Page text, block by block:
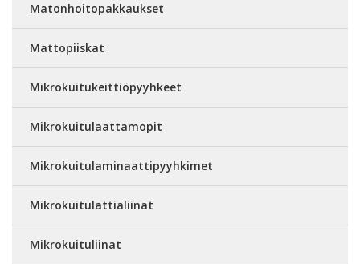
Matonhoitopakkaukset
Mattopiiskat
Mikrokuitukeittiöpyyhkeet
Mikrokuitulaattamopit
Mikrokuitulaminaattipyyhkimet
Mikrokuitulattialiinat
Mikrokuituliinat